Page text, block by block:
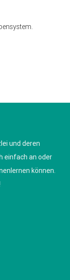
und deren
einfach an oder
können.